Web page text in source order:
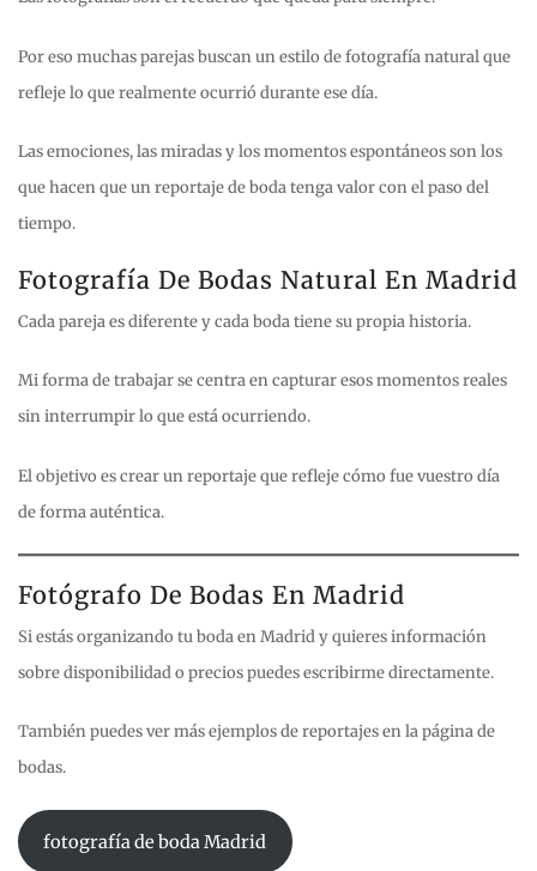
Por eso muchas parejas buscan un estilo de fotografía natural que
refleje lo que realmente ocurrió durante ese día.
Las emociones, las miradas y los momentos espontáneos son los
que hacen que un reportaje de boda tenga valor con el paso del
tiempo.
Fotografía De Bodas Natural En Madrid
Cada pareja es diferente y cada boda tiene su propia historia.
Mi forma de trabajar se centra en capturar esos momentos reales
sin interrumpir lo que está ocurriendo.
El objetivo es crear un reportaje que refleje cómo fue vuestro día
de forma auténtica.
Fotógrafo De Bodas En Madrid
Si estás organizando tu boda en Madrid y quieres información
sobre disponibilidad o precios puedes escribirme directamente.
También puedes ver más ejemplos de reportajes en la página de
bodas.
fotografía de boda Madrid